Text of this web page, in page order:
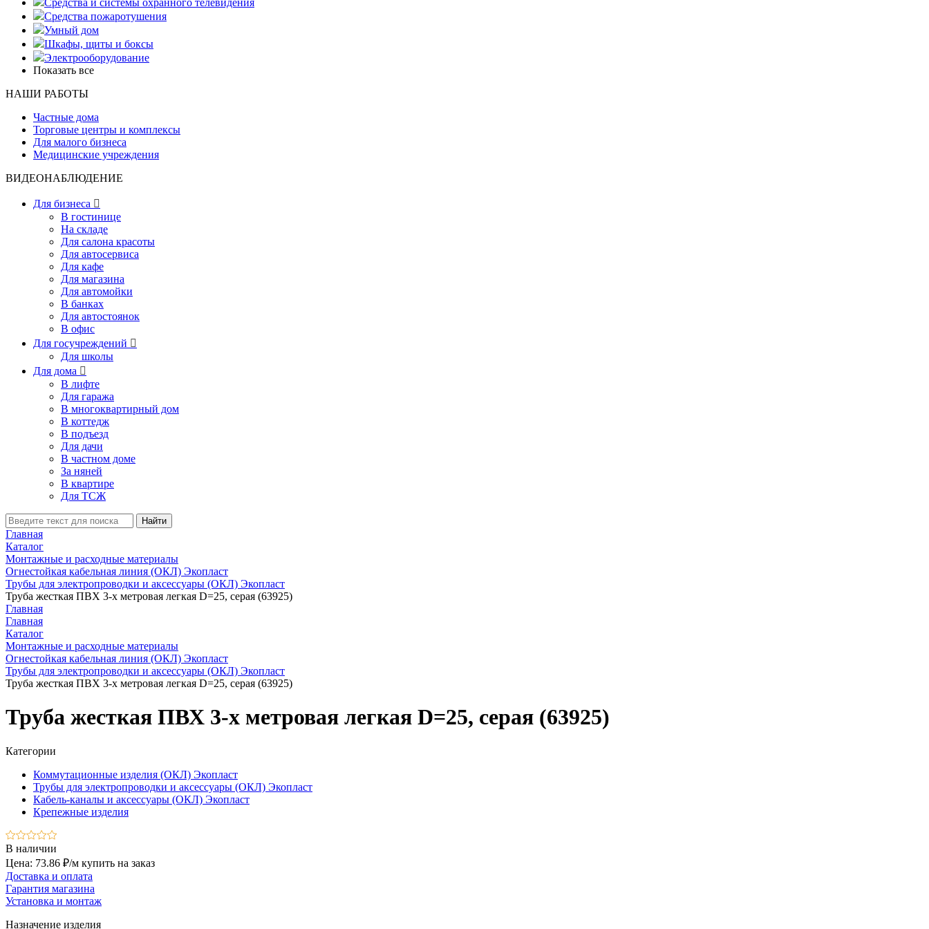
Средства и системы охранного телевидения
Средства пожаротушения
Умный дом
Шкафы, щиты и боксы
Электрооборудование
Показать все
НАШИ РАБОТЫ
Частные дома
Торговые центры и комплексы
Для малого бизнеса
Медицинские учреждения
ВИДЕОНАБЛЮДЕНИЕ
Для бизнеса 
В гостинице
На складе
Для салона красоты
Для автосервиса
Для кафе
Для магазина
Для автомойки
В банках
Для автостоянок
В офис
Для госучреждений 
Для школы
Для дома 
В лифте
Для гаража
В многоквартирный дом
В коттедж
В подъезд
Для дачи
В частном доме
За няней
В квартире
Для ТСЖ
Найти
Главная
Каталог
Монтажные и расходные материалы
Огнестойкая кабельная линия (ОКЛ) Экопласт
Трубы для электропроводки и аксессуары (ОКЛ) Экопласт
Труба жесткая ПВХ 3-х метровая легкая D=25, серая (63925)
Главная
Главная
Каталог
Монтажные и расходные материалы
Огнестойкая кабельная линия (ОКЛ) Экопласт
Трубы для электропроводки и аксессуары (ОКЛ) Экопласт
Труба жесткая ПВХ 3-х метровая легкая D=25, серая (63925)
Труба жесткая ПВХ 3-х метровая легкая D=25, серая (63925)
Категории
Коммутационные изделия (ОКЛ) Экопласт
Трубы для электропроводки и аксессуары (ОКЛ) Экопласт
Кабель-каналы и аксессуары (ОКЛ) Экопласт
Крепежные изделия
В наличии
Цена: 73.86 ₽/м купить на заказ
Доставка и оплата
Гарантия магазина
Установка и монтаж
Назначение изделия